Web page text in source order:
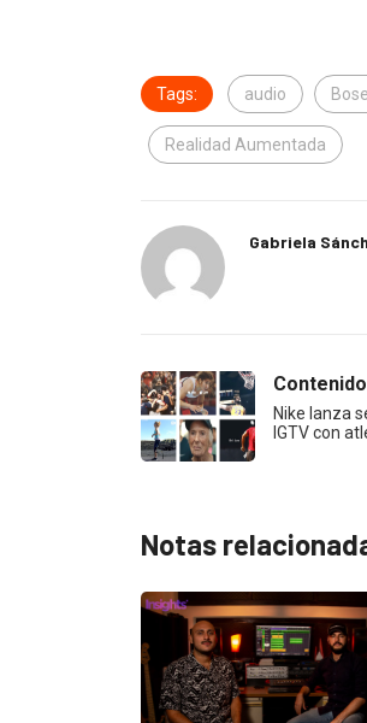
Tags: audio Bose
Realidad Aumentada
Gabriela
Nike lanza
IGTV con
Notas